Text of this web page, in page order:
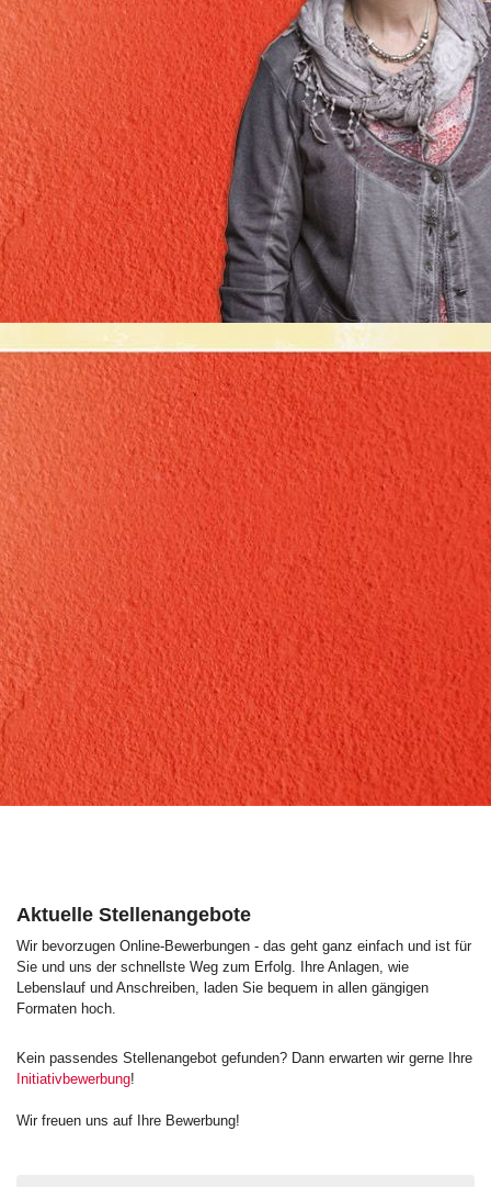
Aktuelle Stellenangebote
Wir bevorzugen Online-Bewerbungen - das geht ganz einfach und ist für
Sie und uns der schnellste Weg zum Erfolg. Ihre Anlagen, wie
Lebenslauf und Anschreiben, laden Sie bequem in allen gängigen
Formaten hoch.
Kein passendes Stellenangebot gefunden? Dann erwarten wir gerne Ihre
Initiativbewerbung!
Wir freuen uns auf Ihre Bewerbung!